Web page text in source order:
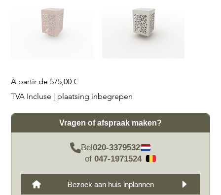
À partir de Prix
575,00 €
TVA Incluse
plaatsing inbegrepen
Vragen of afspraak maken?
Bel020-3379532
of 047-1971524
Bezoek aan huis inplannen